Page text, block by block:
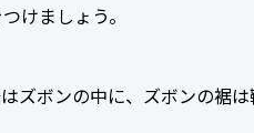
けましょう。
ズボンの中に、ズボンの裾